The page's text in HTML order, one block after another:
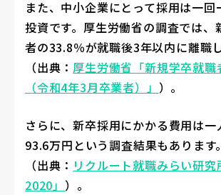
また、中小企業にとって採用は一回
投資です。厚生労働省の調査では、
者の33.8％が就職後3年以内に離職し
（出典：厚生労働省「新規学卒就職
（令和4年3月卒業者）」 ）。
さらに、新卒採用にかかる費用は一
93.6万円という調査結果もあります。
（出典： リクルート就職みらい研究
2020」 ）。